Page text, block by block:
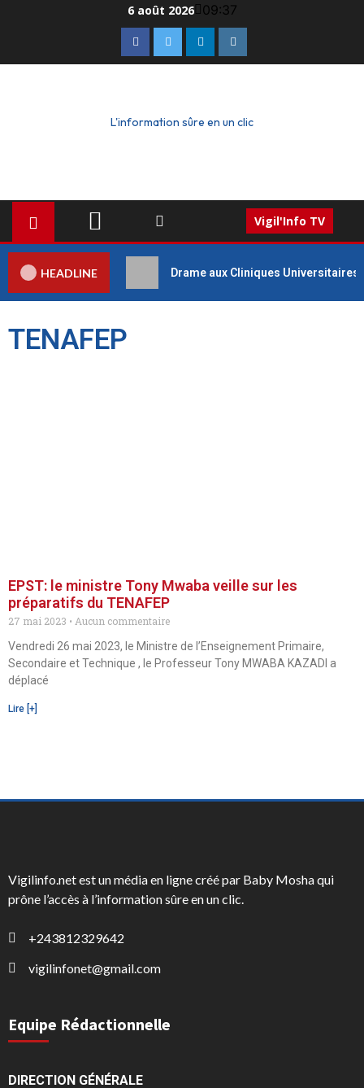
6 août 2026 09:37
L'information sûre en un clic
Vigil'Info TV
HEADLINE Drame aux Cliniques
TENAFEP
EPST: le ministre Tony Mwaba veille sur les
préparatifs du TENAFEP
27 mai 2023
Aucun commentaire
Vendredi 26 mai 2023, le Ministre de l’Enseignement Primaire,
Secondaire et Technique , le Professeur Tony MWABA KAZADI a
déplacé
Lire [+]
Vigilinfo.net est un média en ligne créé par Baby Mosha qui
prône l’accès à l’information sûre en un clic.
+243812329642
vigilinfonet@gmail.com
Equipe Rédactionnelle
DIRECTION GÉNÉRALE